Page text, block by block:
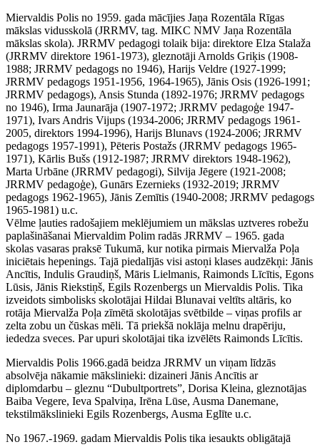
Miervaldis Polis no 1959. gada mācījies Jaņa Rozentāla Rīgas
mākslas vidusskolā (JRRMV, tag. MIKC NMV Jaņa Rozentāla
mākslas skola). JRRMV pedagogi tolaik bija: direktore Elza Stalaža
(JRRMV direktore 1961-1973), gleznotāji Arnolds Griķis (1908-
1988; JRRMV pedagogs no 1946), Harijs Veldre (1927-1999;
JRRMV pedagogs 1951-1956, 1964-1965), Jānis Osis (1926-1991;
JRRMV pedagogs), Ansis Stunda (1892-1976; JRRMV pedagogs
no 1946), Irma Jaunarāja (1907-1972; JRRMV pedagoģe 1947-
1971), Ivars Andris Vijups (1934-2006; JRRMV pedagogs 1961-
2005, direktors 1994-1996), Harijs Blunavs (1924-2006; JRRMV
pedagogs 1957-1991), Pēteris Postažs (JRRMV pedagogs 1965-
1971), Kārlis Bušs (1912-1987; JRRMV direktors 1948-1962),
Marta Urbāne (JRRMV pedagogi), Silvija Jēgere (1921-2008;
JRRMV pedagoģe), Gunārs Ezernieks (1932-2019; JRRMV
pedagogs 1962-1965), Jānis Zemītis (1940-2008; JRRMV pedagogs
1965-1981) u.c.
Vēlme ļauties radošajiem meklējumiem un mākslas uztveres robežu
paplašināšanai Miervaldim Polim radās JRRMV – 1965. gada
skolas vasaras praksē Tukumā, kur notika pirmais Miervalža Poļa
iniciētais hepenings. Tajā piedalījās visi astoņi klases audzēkņi: Jānis
Ancītis, Indulis Graudiņš, Māris Lielmanis, Raimonds Līcītis, Egons
Lūsis, Jānis Riekstiņš, Egils Rozenbergs un Miervaldis Polis. Tika
izveidots simbolisks skolotājai Hildai Blunavai veltīts altāris, ko
rotāja Miervalža Poļa zīmētā skolotājas svētbilde – viņas profils ar
zelta zobu un čūskas mēli. Tā priekšā noklāja melnu drapēriju,
iededza sveces. Par upuri skolotājai tika izvēlēts Raimonds Līcītis.
Miervaldis Polis 1966.gadā beidza JRRMV un viņam līdzās
absolvēja nākamie mākslinieki: dizaineri Jānis Ancītis ar
diplomdarbu – gleznu “Dubultportrets”, Dorisa Kleina, gleznotājas
Baiba Vegere, Ieva Spalviņa, Irēna Lūse, Ausma Danemane,
tekstilmākslinieki Egils Rozenbergs, Ausma Eglīte u.c.
No 1967.-1969. gadam Miervaldis Polis tika iesaukts obligātajā